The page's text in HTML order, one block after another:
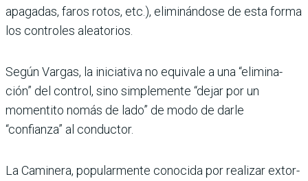
apagadas, faros rotos, etc.), eli­minándose de esta forma
los controles aleatorios.
Según Vargas, la iniciativa no equivale a una “elimina­
ción” del control, sino simple­mente “dejar por un
momentito nomás de lado” de modo de darle
“confianza” al conductor.
La Caminera, popularmente conocida por realizar extor­